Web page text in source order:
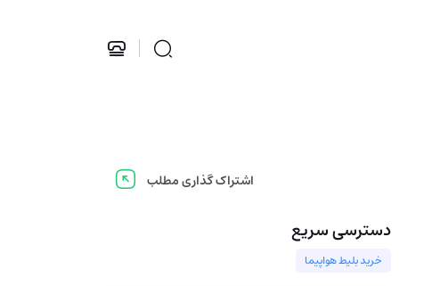
اشتراک گذاری مطلب
دسترسی سریع
خرید بلیط هواپیما